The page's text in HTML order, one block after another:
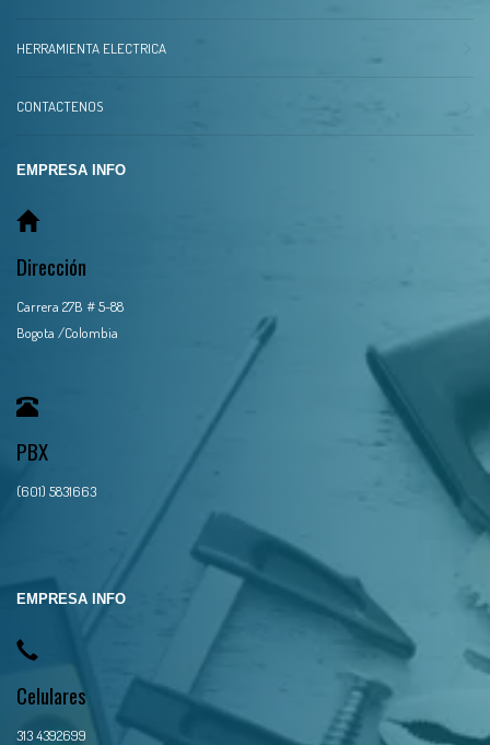
HERRAMIENTA ELECTRICA
CONTACTENOS
EMPRESA INFO
Dirección
Carrera 27B # 5-88
Bogota /Colombia
PBX
(601) 5831663
EMPRESA INFO
Celulares
313 4392699